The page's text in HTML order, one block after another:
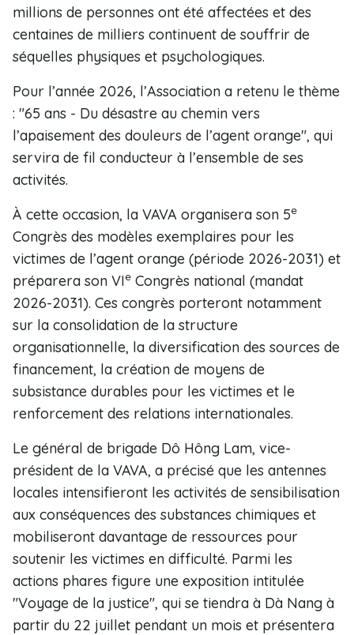
millions de personnes ont été affectées et des
centaines de milliers continuent de souffrir de
séquelles physiques et psychologiques.
Pour l’année 2026, l’Association a retenu le thème
: "65 ans - Du désastre au chemin vers
l’apaisement des douleurs de l’agent orange", qui
servira de fil conducteur à l’ensemble de ses
activités.
À cette occasion, la VAVA organisera son 5e
Congrès des modèles exemplaires pour les
victimes de l’agent orange (période 2026-2031) et
préparera son VIe Congrès national (mandat
2026-2031). Ces congrès porteront notamment
sur la consolidation de la structure
organisationnelle, la diversification des sources de
financement, la création de moyens de
subsistance durables pour les victimes et le
renforcement des relations internationales.
Le général de brigade Dô Hông Lam, vice-
président de la VAVA, a précisé que les antennes
locales intensifieront les activités de sensibilisation
aux conséquences des substances chimiques et
mobiliseront davantage de ressources pour
soutenir les victimes en difficulté. Parmi les
actions phares figure une exposition intitulée
"Voyage de la justice", qui se tiendra à Dà Nang à
partir du 22 juillet pendant un mois et présentera